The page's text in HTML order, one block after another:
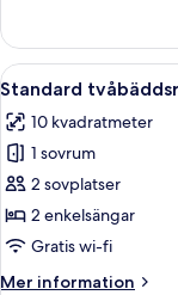
dubbelrum
eget
Öppna
alla
foton
för
Standard
tvåbäddsrum
-
9
Standard
10 kvadratmeter
1 sovrum
2 sovplatser
2 enkelsängar
Gratis wi-fi
Mer information
Mer